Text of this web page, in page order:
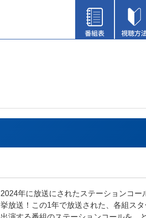
2024年に放送にされたステーションコー
挙放送！この1年で放送された、各組ス